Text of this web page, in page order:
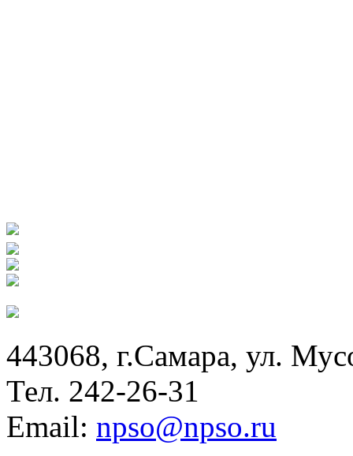
443068, г.Самара, ул.
Тел. 242-26-31
Email: npso@npso.ru